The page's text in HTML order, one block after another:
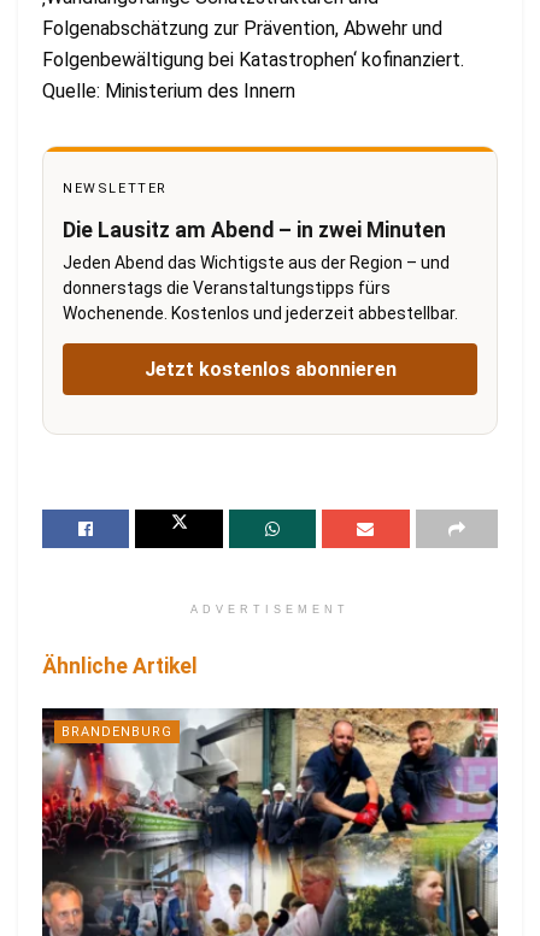
Folgenabschätzung zur Prävention, Abwehr und
Folgenbewältigung bei Katastrophen‘ kofinanziert.
Quelle: Ministerium des Innern
NEWSLETTER
Die Lausitz am Abend – in zwei Minuten
Jeden Abend das Wichtigste aus der Region – und
donnerstags die Veranstaltungstipps fürs
Wochenende. Kostenlos und jederzeit abbestellbar.
Jetzt kostenlos abonnieren
ADVERTISEMENT
Ähnliche Artikel
BRANDENBURG